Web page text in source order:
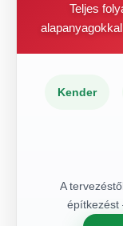
Teljes
Kender
A
építkezést